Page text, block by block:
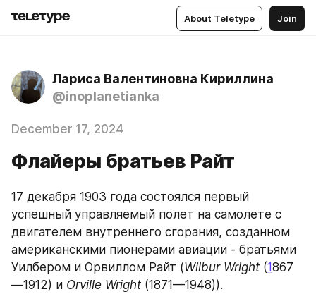
About Teletype Join
Лариса Валентиновна Кириллина
@inoplanetianka
December 17, 2024
Флайеры братьев Райт
17 декабря 1903 года состоялся первый
успешный управляемый полет на самолете с
двигателем внутреннего сгорания, созданном
американскими пионерами авиации - братьями
Уилбером и Орвиллом Райт (Wilbur Wright (1867
—1912) и Orville Wright (1871—1948)).